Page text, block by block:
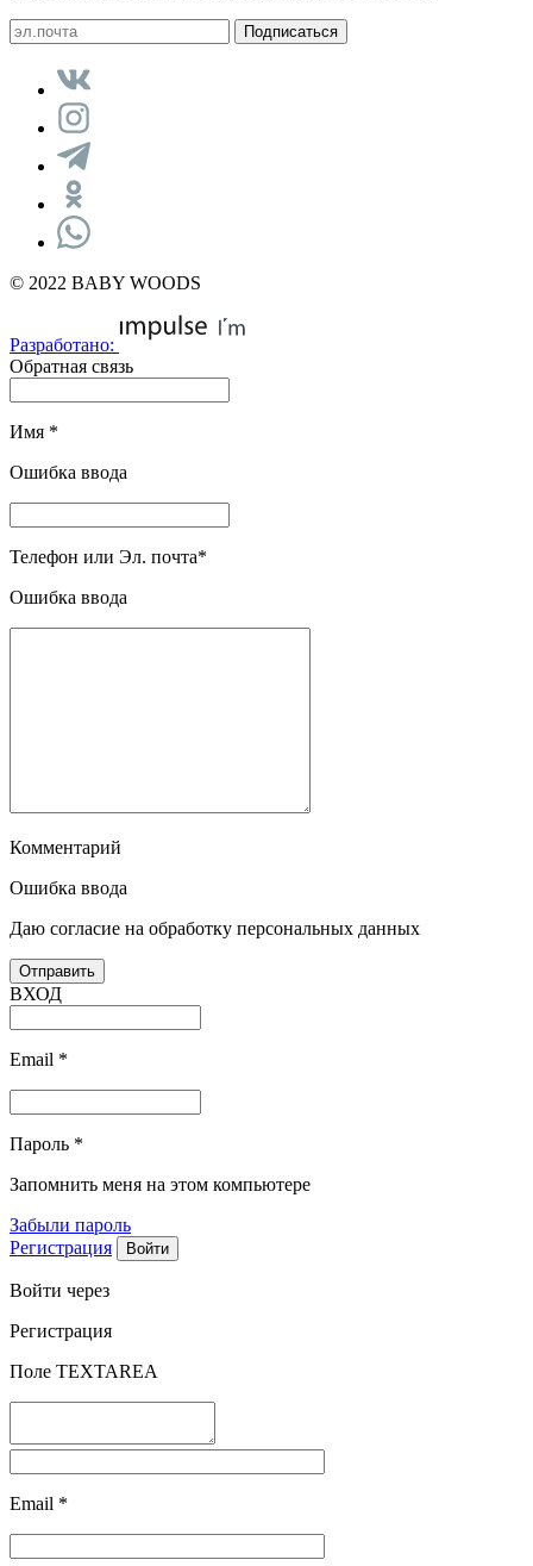
© 2022 BABY WOODS
Разработано:
Обратная связь
Имя *
Ошибка ввода
Телефон или Эл. почта*
Ошибка ввода
Комментарий
Ошибка ввода
Даю согласие на обработку персональных данных
ВХОД
Email *
Пароль *
Запомнить меня на этом компьютере
Забыли пароль
Регистрация
Войти через
Регистрация
Поле TEXTAREA
Email *